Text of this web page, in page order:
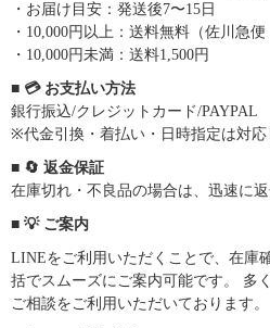
・お届け目安：発送後7〜15日
・10,000円以上：送料無料（佐川急
・10,000円未満：送料1,500円
■ 💳 お支払い方法
銀行振込/クレジットカード/PAYPAL
※代金引換・着払い・日時指定は対応
■ 🔄 返金保証
在庫切れ・不良品の場合は、迅速に返
■ 💡 ご案内
LINEをご利用いただくことで、在庫
括でスムーズにご案内可能です。 多
ご相談をご利用いただいております。